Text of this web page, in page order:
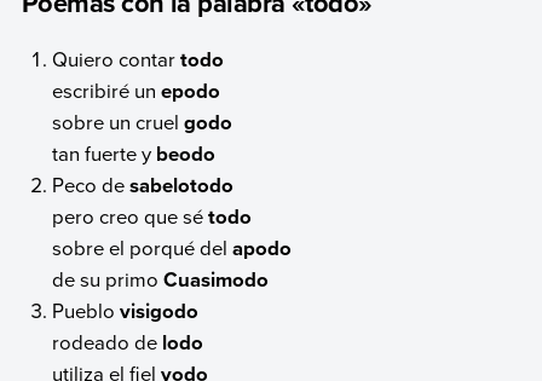
Quiero contartodo
escribiré unepodo
sobre un cruelgodo
tan fuerte y beodo
Peco desabelotodo
pero creo que sétodo
sobre el porqué delapodo
de su primoCuasimodo
Pueblo visigodo
rodeado de lodo
utiliza el fielyodo